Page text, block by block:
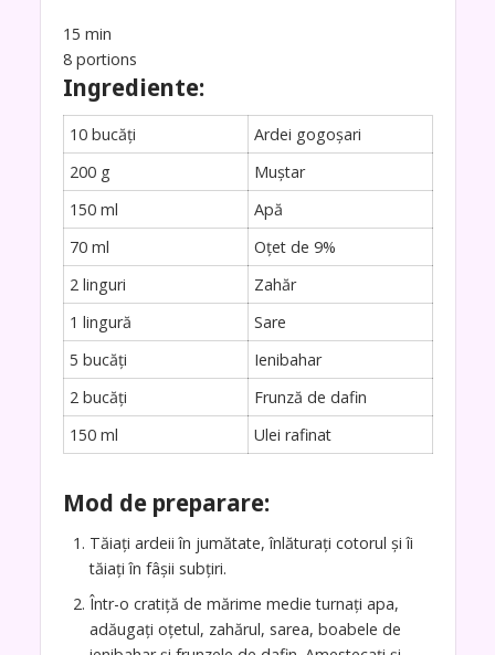
15 min
8 portions
Ingrediente:
10 bucăți
Ardei gogoșari
200 g
Muștar
150 ml
Apă
70 ml
Oțet de 9%
2 linguri
Zahăr
1 lingură
Sare
5 bucăți
Ienibahar
2 bucăți
Frunză de dafin
150 ml
Ulei rafinat
Mod de preparare:
Tăiați ardeii în jumătate, înlăturați cotorul și îi
tăiați în fâșii subțiri.
Într-o cratiță de mărime medie turnați apa,
adăugați oțetul, zahărul, sarea, boabele de